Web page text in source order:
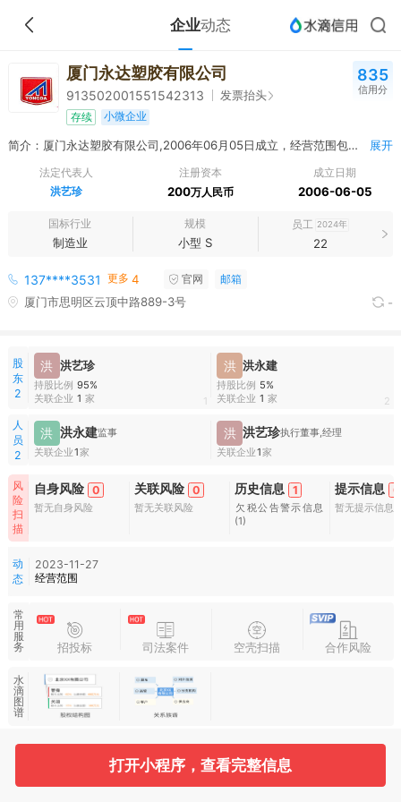
企业动态
厦门永达塑胶有限公司
913502001551542313 发票抬头
存续 小微企业
835
信用分
简介：厦门永达塑胶有限公司,2006年06月05日成立，经营范围包括一般项目：塑料制品销售；橡胶制品制造；橡胶制品销售；日用陶瓷制品销售；厨具卫具及日用杂品批发；卫生洁具制造；卫生陶瓷制品销售；卫生陶瓷制品制造；卫生洁具销售；厨具卫具及日用杂品零售；阀门和旋塞销售；密封件销售；建筑材料销售；模具销售；卫生洁具研发；五金产品研发；五金产品零售；五金产品批发；建筑陶瓷制品销售；建筑装饰材料销售；金属材料销售；互联网销售（除销售需要许可的商品）；软件销售；电子元器件批发；合成材料销售；日用品销售；日用杂品销售；家用电器销售；电子产品销售；办公用品销售；计算器设备销售；塑料制品制造；金属制日用品制造；软件开发；光伏设备及元器件销售；照明器具销售；太阳能热利用产品销售；化妆品批发；包装材料及制品销售；包装专用设备销售；国内贸易代理；销售代理；货物进出口；进出口代理；劳务服务（不含劳务派遣）。（除依法须经批准的项目外，凭营业执照依法自主开展经营活动）许可项目：国营贸易管理货物的进出口。（依法须经批准的项目，经相关部门批准后方可开展经营活动，具体经营项目以相关部门批准文件或许可证件为准） 展开
法定代表人
洪艺珍
注册资本
200万人民币
成立日期
2006-06-05
国标行业
制造业
规模
小型 S
员工 2024年
22
137****3531 更多 4 官网 邮箱
厦门市思明区云顶中路889-3号 -
股
东
2
洪 洪艺珍
持股比例 95%
关联企业 1 家 1
洪 洪永建
持股比例 5%
关联企业 1 家 2
人
员
2
洪 洪永建监事
关联企业1家
洪 洪艺珍执行董事,经理
关联企业1家
风
险
扫
描
自身风险 0
暂无自身风险
关联风险 0
暂无关联风险
历史信息 1
欠税公告警示信息
(1)
提示信息 0
暂无提示信息
动
态
2023-11-27
经营范围
常
用
服
务
招投标 司法案件 空壳扫描 合作风险
水
滴
图
谱
打开小程序，查看完整信息